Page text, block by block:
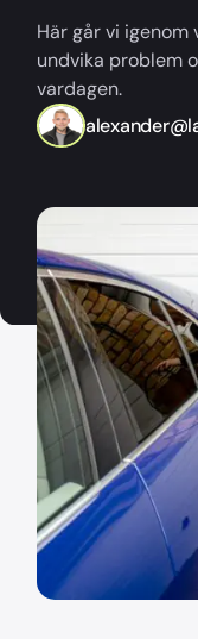
Här går vi
undvika problem
vardagen.